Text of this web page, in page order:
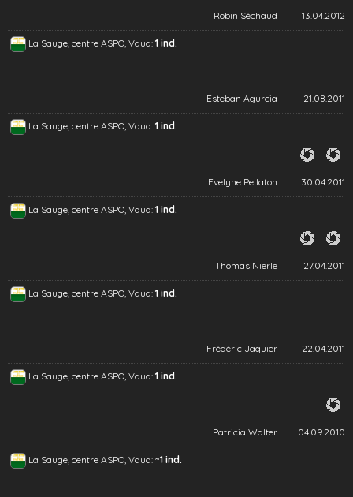
Robin Séchaud 13.04.2012
La Sauge, centre ASPO, Vaud: 1 ind.
Esteban Agurcia 21.08.2011
La Sauge, centre ASPO, Vaud: 1 ind.
Evelyne Pellaton 30.04.2011
La Sauge, centre ASPO, Vaud: 1 ind.
Thomas Nierle 27.04.2011
La Sauge, centre ASPO, Vaud: 1 ind.
Frédéric Jaquier 22.04.2011
La Sauge, centre ASPO, Vaud: 1 ind.
Patricia Walter 04.09.2010
La Sauge, centre ASPO, Vaud: ~1 ind.